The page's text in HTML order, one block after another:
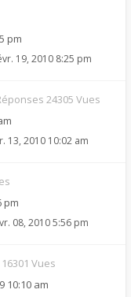
pm
19, 2010 8:25 pm
24305 Vues
13, 2010 10:02 am
pm
08, 2010 5:56 pm
Vues
10:10 am